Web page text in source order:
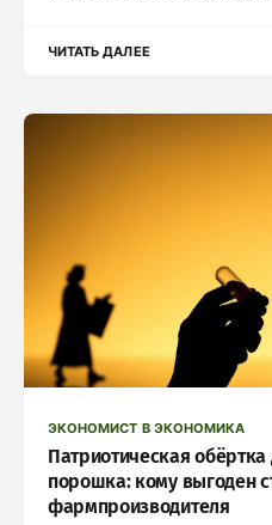
ЧИТАТЬ ДАЛЕЕ
ЭКОНОМИСТ В ЭКОНОМИКА
Патриотическая обёртка
порошка: кому выгоден
фармпроизводителя